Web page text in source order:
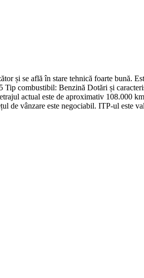
și se află în stare tehnică foarte bună.
combustibil: Benzină Dotări și
actual este de aproximativ 108.000
de vânzare este negociabil. ITP-ul este